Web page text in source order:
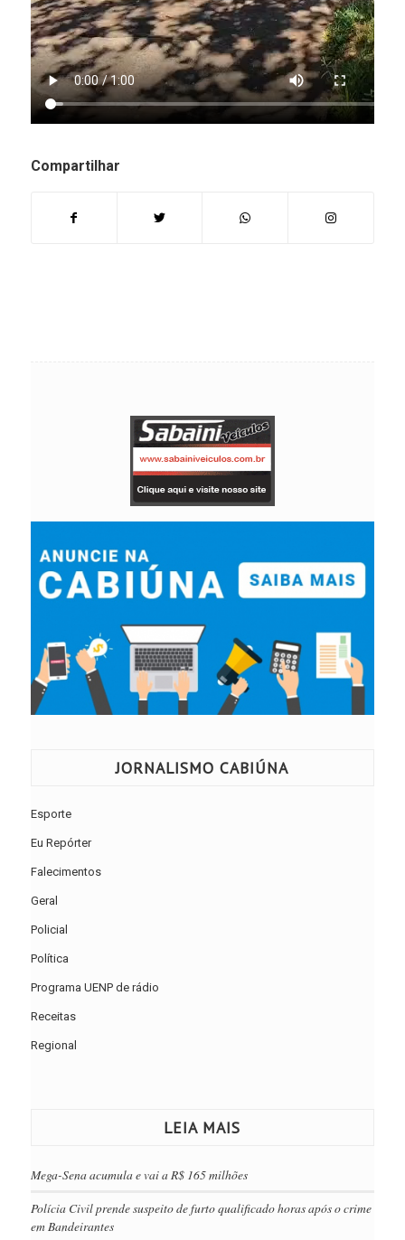
Compartilhar
JORNALISMO CABIÚNA
Esporte
Eu Repórter
Falecimentos
Geral
Policial
Política
Programa UENP de rádio
Receitas
Regional
LEIA MAIS
Mega-Sena acumula e vai a R$ 165 milhões
Polícia Civil prende suspeito de furto qualificado horas após o crime
em Bandeirantes